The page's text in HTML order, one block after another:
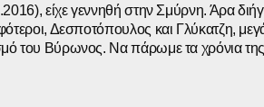
είχε γεννηθή στην Σμύρνη. Άρα
Δεσποτόπουλος και Γλύκατζη,
του Βύρωνος. Να πάρωμε τα χρόνια της